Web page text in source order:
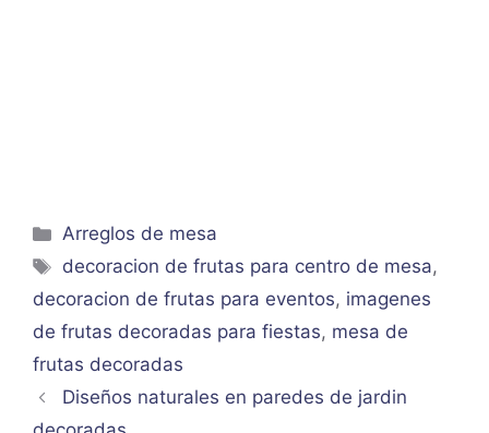
Categorías
Arreglos de mesa
Etiquetas
decoracion de frutas para centro de mesa,
decoracion de frutas para eventos, imagenes
de frutas decoradas para fiestas, mesa de
frutas decoradas
Diseños naturales en paredes de jardin